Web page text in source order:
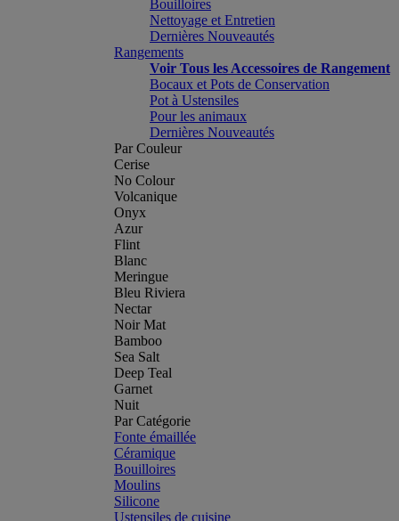
Bouilloires
Nettoyage et Entretien
Dernières Nouveautés
Rangements
Voir Tous les Accessoires de Rangement
Bocaux et Pots de Conservation
Pot à Ustensiles
Pour les animaux
Dernières Nouveautés
Par Couleur
Cerise
No Colour
Volcanique
Onyx
Azur
Flint
Blanc
Meringue
Bleu Riviera
Nectar
Noir Mat
Bamboo
Sea Salt
Deep Teal
Garnet
Nuit
Par Catégorie
Fonte émaillée
Céramique
Bouilloires
Moulins
Silicone
Ustensiles de cuisine